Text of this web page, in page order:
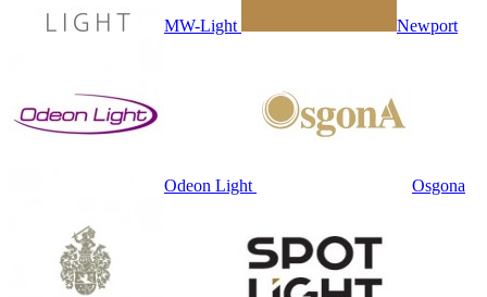
MW-Light Newport
Odeon Light Osgona